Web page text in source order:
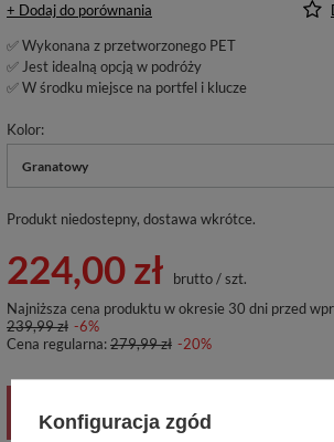
+ Dodaj do porównania
✅ Wykonana z przetworzonego PET
✅ Jest idealną opcją w podróży
✅ W środku miejsce na portfel i klucze
Kolor
Granatowy
Produkt niedostepny, dostawa wkrótce
224,00 zł brutto/szt.
Najniższa cena produktu w okresie 30 dni przed
239,99 zł -6%
Cena regularna:279,99 zł -20%
POWIADOM O DOSTĘPNOŚCI
Konfiguracja zgód